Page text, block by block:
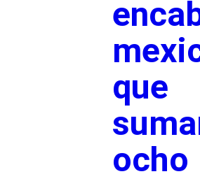
que
ocho